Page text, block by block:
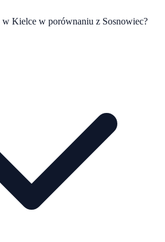
w Kielce w porównaniu z Sosnowiec?